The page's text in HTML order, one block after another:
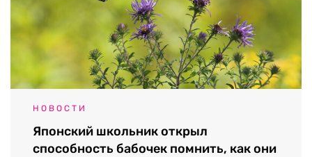
НОВОСТИ
Японский школьник открыл
способность бабочек помнить, как они